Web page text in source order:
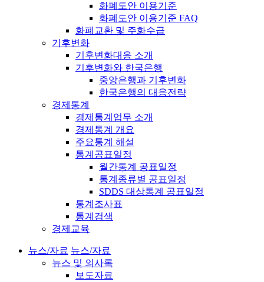
화폐도안 이용기준
화폐도안 이용기준 FAQ
화폐교환 및 주화수급
기후변화
기후변화대응 소개
기후변화와 한국은행
중앙은행과 기후변화
한국은행의 대응전략
경제통계
경제통계업무 소개
경제통계 개요
주요통계 해설
통계공표일정
월간통계 공표일정
통계종류별 공표일정
SDDS 대상통계 공표일정
통계조사표
통계검색
경제교육
뉴스/자료 뉴스/자료
뉴스 및 의사록
보도자료